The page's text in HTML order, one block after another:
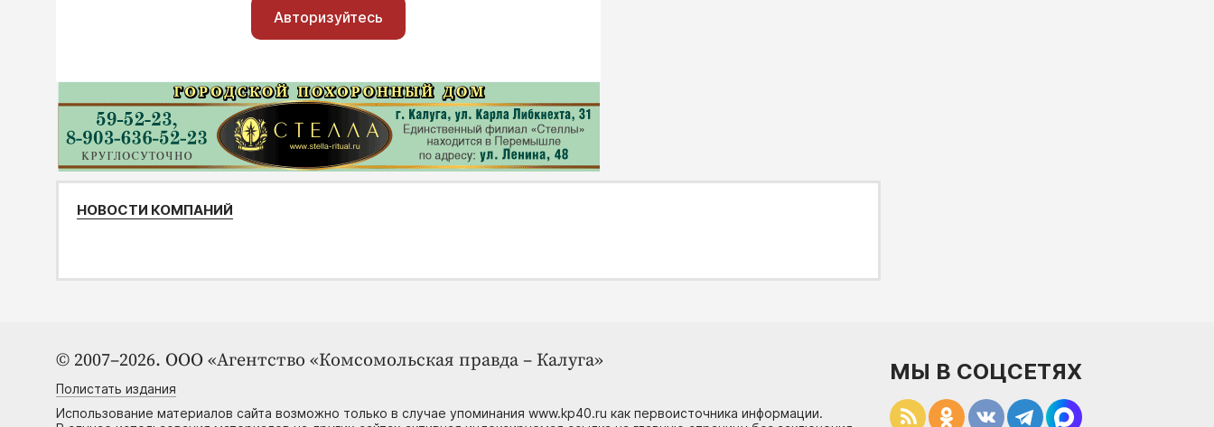
Авторизуйтесь
НОВОСТИ КОМПАНИЙ
© 2007–2026. ООО «Агентство «Комсомольская правда – Калуга»
Полистать издания
Использование материалов сайта возможно только в случае упоминания www.kp40.ru как первоисточника информации.
МЫ В СОЦСЕТЯХ